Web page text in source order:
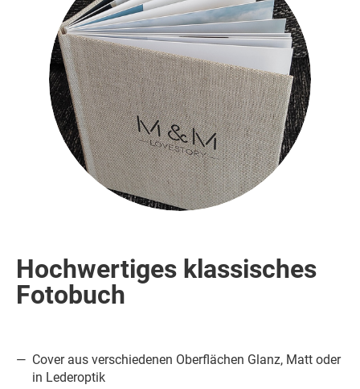
Hochwertiges klassisches
Fotobuch
Cover aus verschiedenen Oberflächen Glanz, Matt oder
in Lederoptik